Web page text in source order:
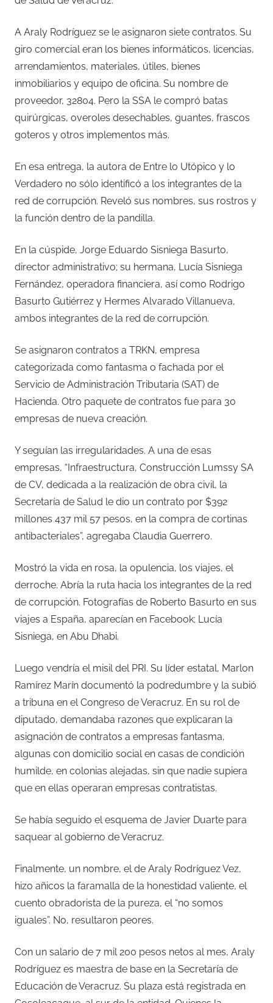
A Araly Rodríguez se le asignaron siete contratos. Su
giro comercial eran los bienes informáticos, licencias,
arrendamientos, materiales, útiles, bienes
inmobiliarios y equipo de oficina. Su nombre de
proveedor, 32804. Pero la SSA le compró batas
quirúrgicas, overoles desechables, guantes, frascos
goteros y otros implementos más.
En esa entrega, la autora de Entre lo Utópico y lo
Verdadero no sólo identificó a los integrantes de la
red de corrupción. Reveló sus nombres, sus rostros y
la función dentro de la pandilla.
En la cúspide, Jorge Eduardo Sisniega Basurto,
director administrativo; su hermana, Lucía Sisniega
Fernández, operadora financiera, así como Rodrigo
Basurto Gutiérrez y Hermes Alvarado Villanueva,
ambos integrantes de la red de corrupción.
Se asignaron contratos a TRKN, empresa
categorizada como fantasma o fachada por el
Servicio de Administración Tributaria (SAT) de
Hacienda. Otro paquete de contratos fue para 30
empresas de nueva creación.
Y seguían las irregularidades. A una de esas
empresas, “Infraestructura, Construcción Lumssy SA
de CV, dedicada a la realización de obra civil, la
Secretaría de Salud le dio un contrato por $392
millones 437 mil 57 pesos, en la compra de cortinas
antibacteriales”, agregaba Claudia Guerrero.
Mostró la vida en rosa, la opulencia, los viajes, el
derroche. Abría la ruta hacia los integrantes de la red
de corrupción. Fotografías de Roberto Basurto en sus
viajes a España, aparecían en Facebook; Lucía
Sisniega, en Abu Dhabi.
Luego vendría el misil del PRI. Su líder estatal, Marlon
Ramírez Marín documentó la podredumbre y la subió
a tribuna en el Congreso de Veracruz. En su rol de
diputado, demandaba razones que explicaran la
asignación de contratos a empresas fantasma,
algunas con domicilio social en casas de condición
humilde, en colonias alejadas, sin que nadie supiera
que en ellas operaran empresas contratistas.
Se había seguido el esquema de Javier Duarte para
saquear al gobierno de Veracruz.
Finalmente, un nombre, el de Araly Rodríguez Vez,
hizo añicos la faramalla de la honestidad valiente, el
cuento obradorista de la pureza, el “no somos
iguales”. No, resultaron peores.
Con un salario de 7 mil 200 pesos netos al mes, Araly
Rodríguez es maestra de base en la Secretaría de
Educación de Veracruz. Su plaza está registrada en